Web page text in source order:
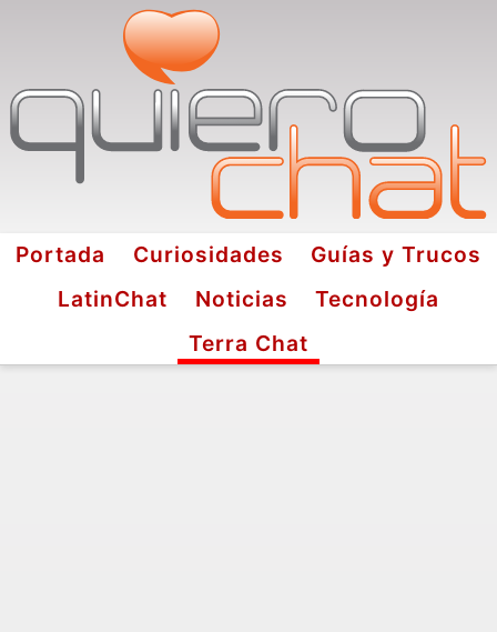
Portada Curiosidades
Guías y Trucos
LatinChat
Noticias
Tecnología
Terra Chat